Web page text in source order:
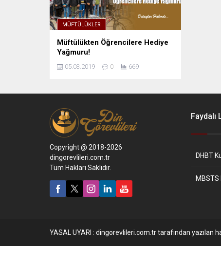
MÜFTÜLÜKLER
Müftülükten Öğrencilere Hediye
Yağmuru!
05.03.2019 0 669
Copyright @ 2018-2026
dingorevlileri.com.tr
Tüm Hakları Saklıdır.
Faydalı
DHBT
MBSTS
YASAL UYARI : dingorevlileri.com.tr tarafından yazılan